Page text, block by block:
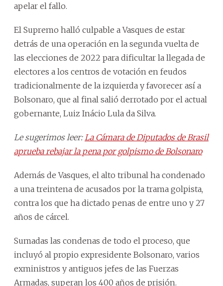
apelar el fallo.
El Supremo halló culpable a Vasques de estar
detrás de una operación en la segunda vuelta de
las elecciones de 2022 para dificultar la llegada de
electores a los centros de votación en feudos
tradicionalmente de la izquierda y favorecer así a
Bolsonaro, que al final salió derrotado por el actual
gobernante, Luiz Inácio Lula da Silva.
Le sugerimos leer: La Cámara de Diputados de Brasil
aprueba rebajar la pena por golpismo de Bolsonaro
Además de Vasques, el alto tribunal ha condenado
a una treintena de acusados por la trama golpista,
contra los que ha dictado penas de entre uno y 27
años de cárcel.
Sumadas las condenas de todo el proceso, que
incluyó al propio expresidente Bolsonaro, varios
exministros y antiguos jefes de las Fuerzas
Armadas, superan los 400 años de prisión.